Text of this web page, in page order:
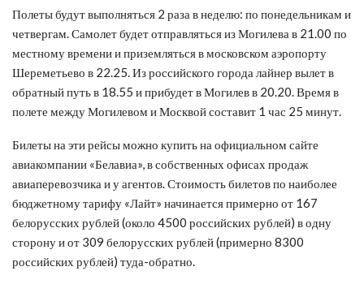
Полеты будут выполняться 2 раза в неделю: по понедельникам и
четвергам. Самолет будет отправляться из Могилева в 21.00 по
местному времени и приземляться в московском аэропорту
Шереметьево в 22.25. Из российского города лайнер вылет в
обратный путь в 18.55 и прибудет в Могилев в 20.20. Время в
полете между Могилевом и Москвой составит 1 час 25 минут.
Билеты на эти рейсы можно купить на официальном сайте
авиакомпании «Белавиа», в собственных офисах продаж
авиаперевозчика и у агентов. Стоимость билетов по наиболее
бюджетному тарифу «Лайт» начинается примерно от 167
белорусских рублей (около 4500 российских рублей) в одну
сторону и от 309 белорусских рублей (примерно 8300
российских рублей) туда-обратно.